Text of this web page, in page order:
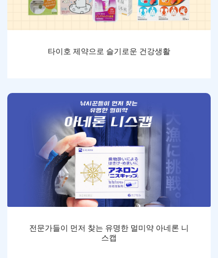
타이호 제약으로 슬기로운 건강생활
전문가들이 먼저 찾는 유명한 멀미약 아네론 니
스캡